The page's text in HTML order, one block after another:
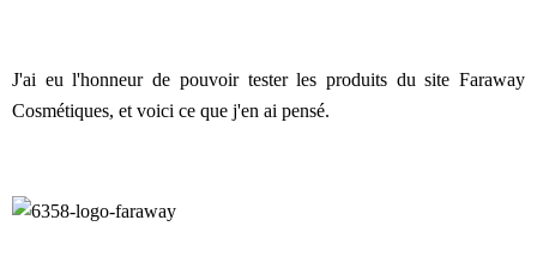
J'ai eu l'honneur de pouvoir tester les produits du site Faraway
Cosmétiques, et voici ce que j'en ai pensé.